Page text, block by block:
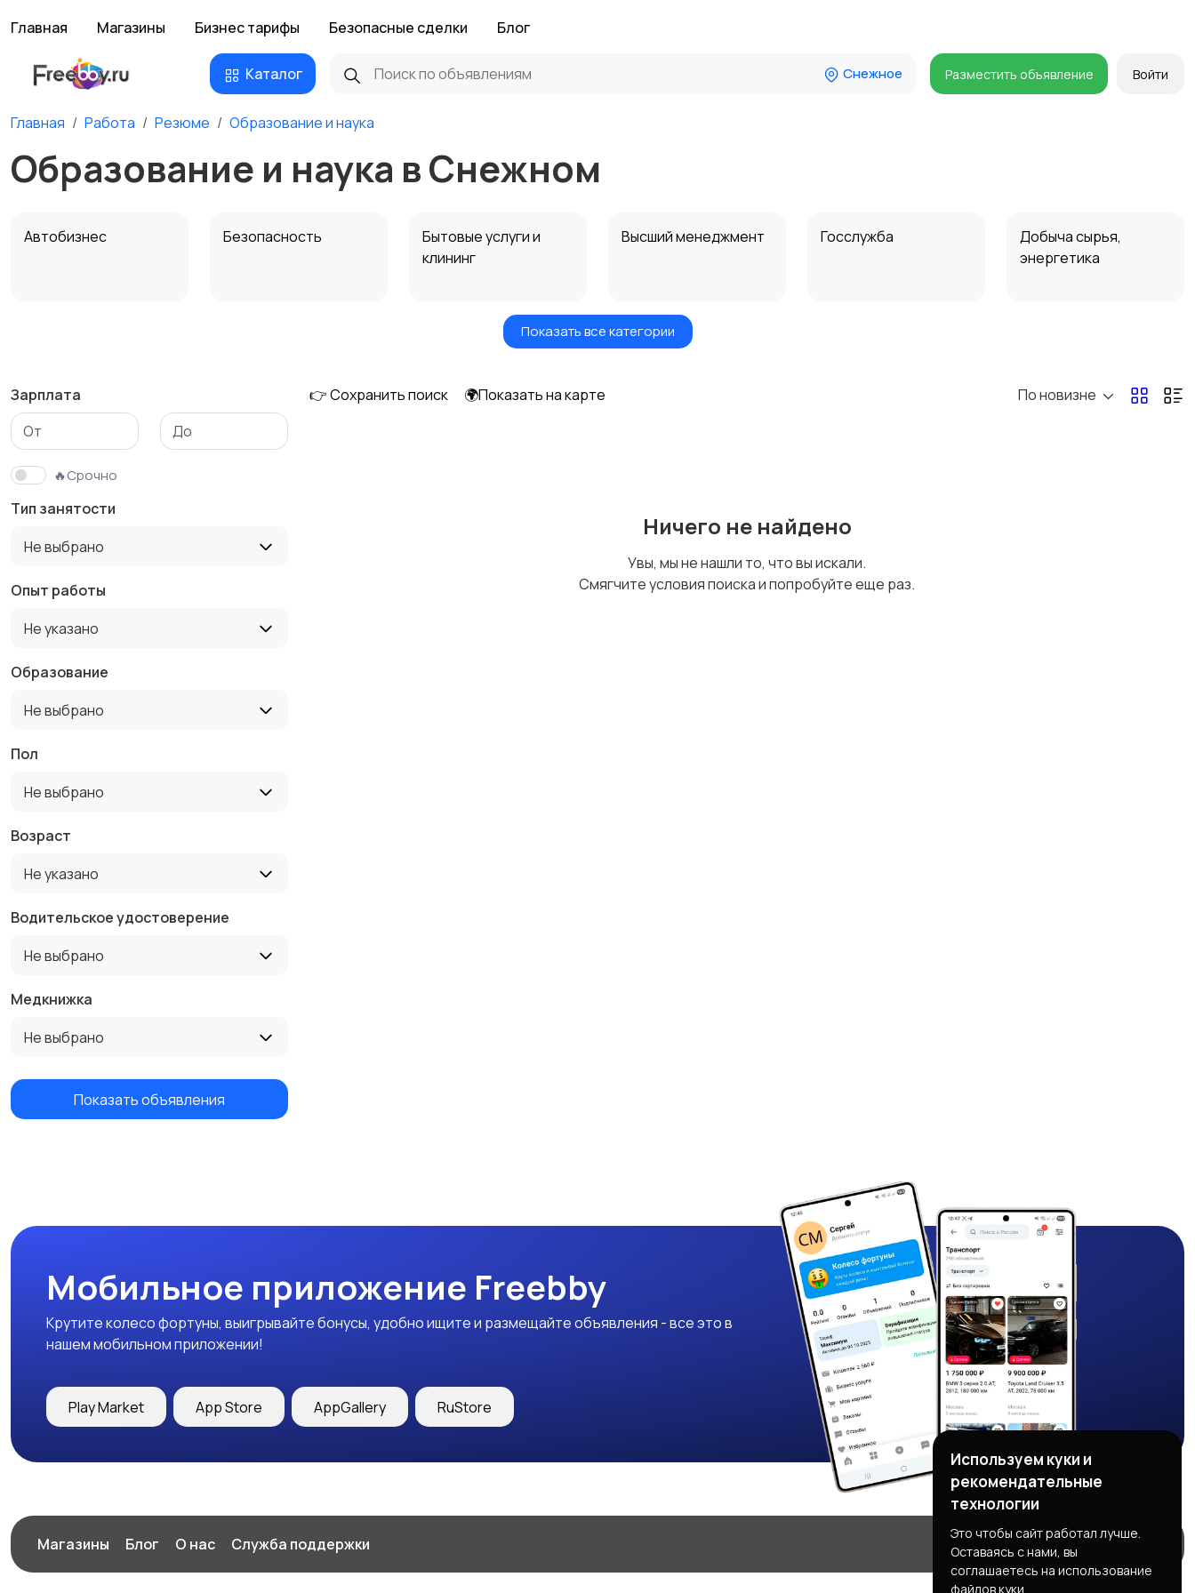
Главная Магазины Бизнес тарифы Безопасные сделки Блог
Каталог Снежное Разместить объявление Войти
Главная Работа Резюме Образование и наука
Образование и наука в Снежном
Автобизнес Безопасность
Бытовые услуги и
клининг
Высший менеджмент Госслужба
Добыча сырья,
энергетика
Информационные
Искусство и
Медицина Начало карьеры
Производство
Рестораны и
Показать все категории
Зарплата
🔥Срочно
Тип занятости
Не выбрано
Опыт работы
Не указано
Образование
Не выбрано
Пол
Не выбрано
Возраст
Не указано
Водительское удостоверение
Не выбрано
Медкнижка
Не выбрано
Показать объявления
👉 Сохранить поиск 🌍Показать на карте По новизне
Ничего не найдено
Увы, мы не нашли то, что вы искали.
Смягчите условия поиска и попробуйте еще раз.
Мобильное приложение Freebby
Крутите колесо фортуны, выигрывайте бонусы, удобно ищите и размещайте объявления - все это в
нашем мобильном приложении!
Play Market App Store AppGallery RuStore
Магазины Блог О нас Служба поддержки
Используем куки и
рекомендательные
технологии
Это чтобы сайт работал лучше.
Оставаясь с нами, вы
соглашаетесь на использование
файлов куки.